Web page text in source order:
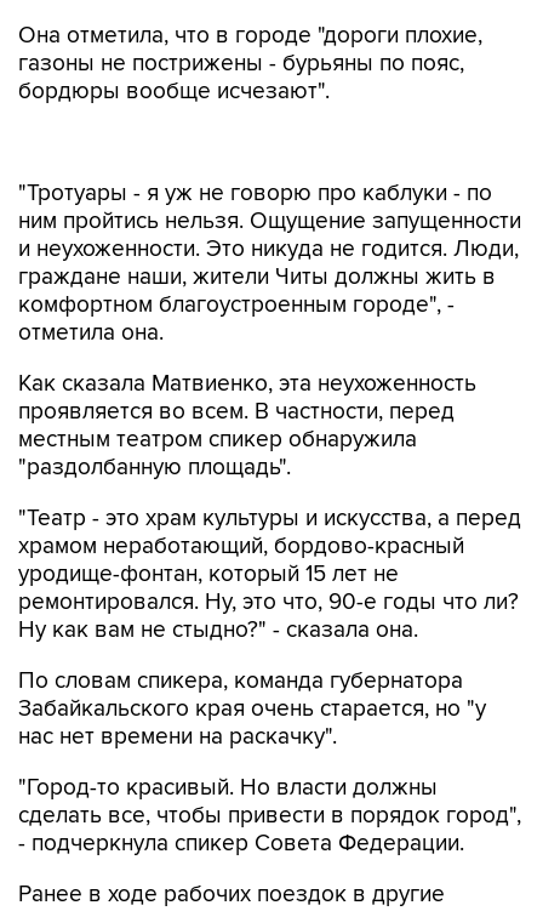
Она отметила, что в городе "дороги плохие,
газоны не пострижены - бурьяны по пояс,
бордюры вообще исчезают".
и неухоженности. Это никуда не годится. Люди,
граждане наши, жители Читы должны жить в
комфортном благоустроенным городе", -
отметила она.
Как сказала Матвиенко, эта неухоженность
местным театром спикер обнаружила
"раздолбанную площадь".
"Театр - это храм культуры и искусства, а перед
уродище-фонтан, который 15 лет не
ремонтировался. Ну, это что, 90-е годы что ли?
Ну как вам не стыдно?" - сказала она.
По словам спикера, команда губернатора
нас нет времени на раскачку".
"Город-то красивый. Но власти должны
- подчеркнула спикер Совета Федерации.
Ранее в ходе рабочих поездок в другие
в октябре 2016 года, и в Волгоград в мае